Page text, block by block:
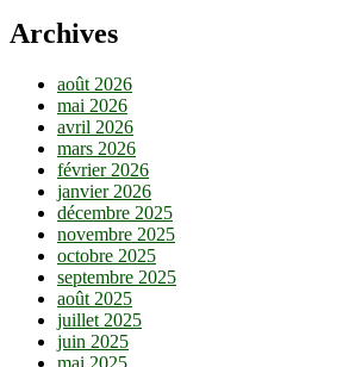
Archives
août 2026
mai 2026
avril 2026
mars 2026
février 2026
janvier 2026
décembre 2025
novembre 2025
octobre 2025
septembre 2025
août 2025
juillet 2025
juin 2025
mai 2025